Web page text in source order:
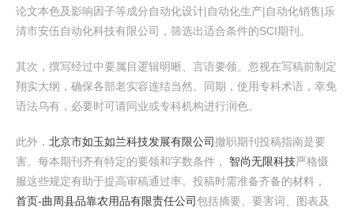
论文本色及影响因子等成分自动化设计|自动化生产|自动化销售|乐
清市安伍自动化科技有限公司，筛选出适合条件的SCI期刊。
其次，撰写经过中要属目逻辑明晰、言语要领。忽视在写稿前制定
翔实大纲，确保各部老实容连结当然。同期，使用专科术语，幸免
语法乌有，必要时可请同业或专科机构进行润色。
此外， 北京市如玉如兰科技发展有限公司撤职期刊投稿指南是要
害。每本期刊齐有特定的要领和字数条件， 智尚无限科技严格慑
服这些规定有助于提高审稿通过率。投稿时需准备齐备的材料，
首页-曲周县品靠农用品有限责任公司包括摘要、要害词、图表及